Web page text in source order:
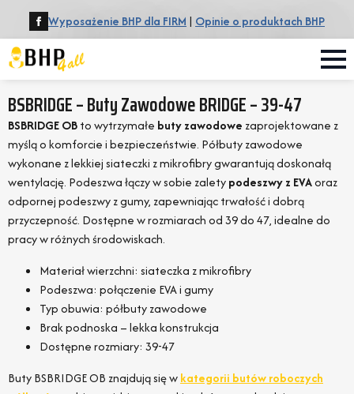
Wyposażenie BHP dla FIRM | Opinie o produktach BHP
BSBRIDGE – Buty Zawodowe BRIDGE – 39-47
BSBRIDGE OBto wytrzymałe buty zawodowe zaprojektowane z
myślą o komforcie i bezpieczeństwie. Półbuty zawodowe
wykonane z lekkiej siateczki z mikrofibry gwarantują doskonałą
wentylację. Podeszwa łączy w sobie zaletypodeszwy z EVAoraz
odpornej podeszwy z gumy, zapewniając trwałość i dobrą
przyczepność. Dostępne w rozmiarach od 39 do 47, idealne do
pracy w różnych środowiskach.
Materiał wierzchni: siateczka z mikrofibry
Podeszwa: połączenie EVA i gumy
Typ obuwia: półbuty zawodowe
Brak podnoska – lekka konstrukcja
Dostępne rozmiary: 39-47
Buty BSBRIDGE OB znajdują się wkategorii butów roboczych